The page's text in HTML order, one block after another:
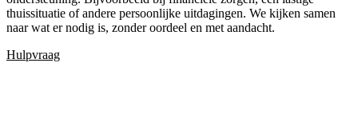
thuissituatie of andere persoonlijke uitdagingen. We kijken samen
naar wat er nodig is, zonder oordeel en met aandacht.
Hulpvraag